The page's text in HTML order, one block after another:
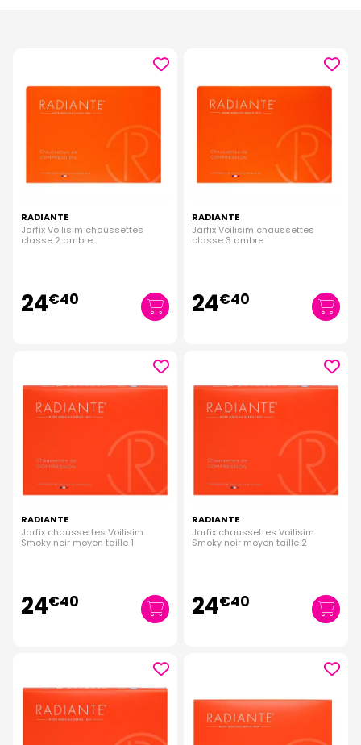
contention. Après une fracture de la jambe, il est souvent
RADIANTE
Jarfix Voilisim chaussettes
classe 2 ambre
24€40
RADIANTE
Jarfix Voilisim chaussettes
classe 3 ambre
24€40
RADIANTE
Jarfix chaussettes Voilisim
Smoky noir moyen taille 1
24€40
RADIANTE
Jarfix chaussettes Voilisim
Smoky noir moyen taille 2
24€40